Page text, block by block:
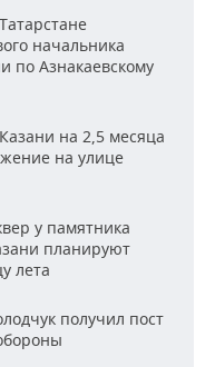
начальника
по Азнакаевскому
на 2,5 месяца
на улице
у памятника
планируют
лета
получил пост